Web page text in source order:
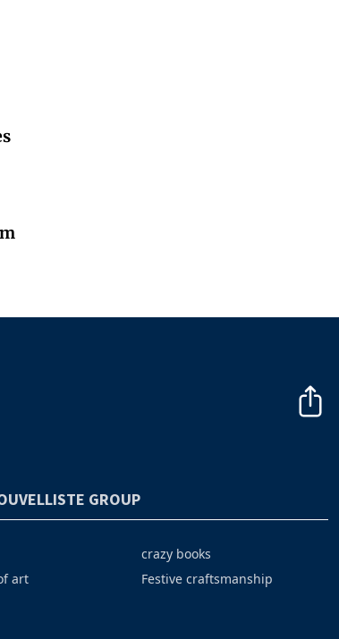
GROUP
art
crazy books
Festive craftsmanship